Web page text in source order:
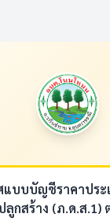
แบบบัญชีราคาปร
กสร้าง (ภ.ด.ส.1)